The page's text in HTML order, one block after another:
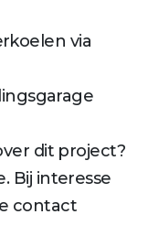
via
dit project?
Bij interesse
contact